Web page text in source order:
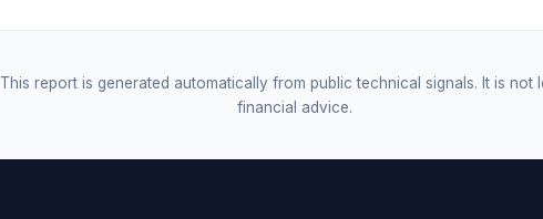
This report is generated automatically from public technical signals. It is not
financial advice.